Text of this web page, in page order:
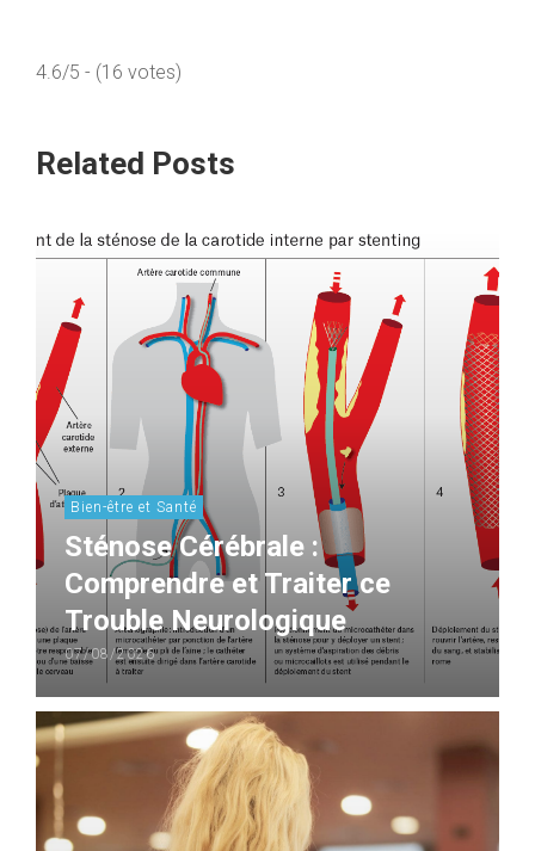
4.6/5 - (16 votes)
Related Posts
Bien-être et Santé
Sténose Cérébrale :
Comprendre et Traiter ce
Trouble Neurologique
07/08/2026